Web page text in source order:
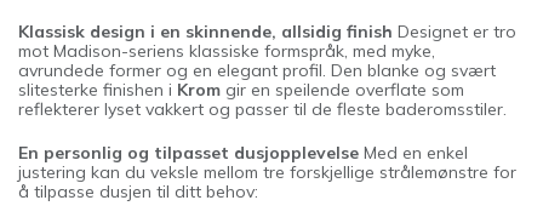
Klassisk design i en skinnende, allsidig finish Designet er tro
mot Madison-seriens klassiske formspråk, med myke,
avrundede former og en elegant profil. Den blanke og svært
slitesterke finishen i Krom gir en speilende overflate som
reflekterer lyset vakkert og passer til de fleste baderomsstiler.
En personlig og tilpasset dusjopplevelse Med en enkel
justering kan du veksle mellom tre forskjellige strålemønstre for
å tilpasse dusjen til ditt behov: